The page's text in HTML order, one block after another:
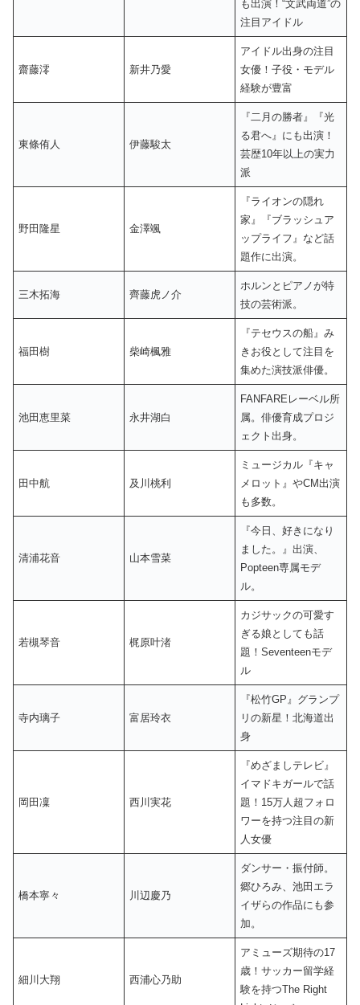
も出演！“文武両道”の
注目アイドル
齋藤澪 新井乃愛
アイドル出身の注目
女優！子役・モデル
経験が豊富
東條侑人 伊藤駿太
『二月の勝者』『光
る君へ』にも出演！
芸歴10年以上の実力
派
野田隆星 金澤颯
『ライオンの隠れ
家』『ブラッシュア
ップライフ』など話
題作に出演。
三木拓海 齊藤虎ノ介
ホルンとピアノが特
技の芸術派。
福田樹 柴崎楓雅
『テセウスの船』み
きお役として注目を
集めた演技派俳優。
池田恵里菜 永井湖白
FANFAREレーベル所
属。俳優育成プロジ
ェクト出身。
田中航 及川桃利
ミュージカル『キャ
メロット』やCM出演
も多数。
清浦花音 山本雪菜
『今日、好きになり
ました。』出演、
Popteen専属モデ
ル。
若槻琴音 梶原叶渚
カジサックの可愛す
ぎる娘としても話
題！Seventeenモデ
ル
寺内璃子 富居玲衣
『松竹GP』グランプ
リの新星！北海道出
身
岡田凜 西川実花
『めざましテレビ』
イマドキガールで話
題！15万人超フォロ
ワーを持つ注目の新
人女優
橋本寧々 川辺慶乃
ダンサー・振付師。
郷ひろみ、池田エラ
イザらの作品にも参
加。
細川大翔 西浦心乃助
アミューズ期待の17
歳！サッカー留学経
験を持つThe Right